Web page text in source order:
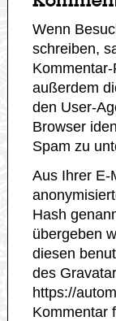
Wenn
schreiben,
außerdem
den User-
Browser
Spam zu
Aus Ihrer E-
Hash
übergeben
diesen
des
https://
Kommentar